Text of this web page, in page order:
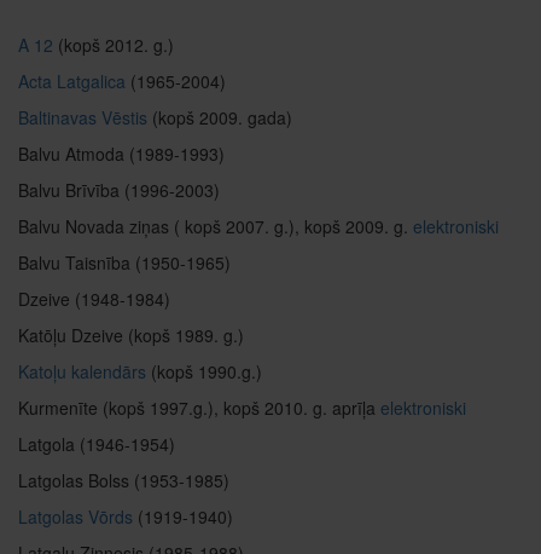
A 12 (kopš 2012. g.)
Acta Latgalica (1965-2004)
Baltinavas Vēstis (kopš 2009. gada)
Balvu Atmoda (1989-1993)
Balvu Brīvība (1996-2003)
Balvu Novada ziņas ( kopš 2007. g.), kopš 2009. g. elektroniski
Balvu Taisnība (1950-1965)
Dzeive (1948-1984)
Katōļu Dzeive (kopš 1989. g.)
Katoļu kalendārs (kopš 1990.g.)
Kurmenīte (kopš 1997.g.), kopš 2010. g. aprīļa elektroniski
Latgola (1946-1954)
Latgolas Bolss (1953-1985)
Latgolas Vōrds (1919-1940)